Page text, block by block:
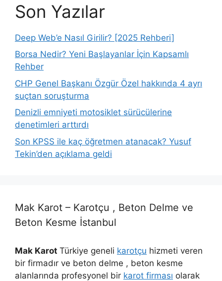
Son Yazılar
Deep Web’e Nasıl Girilir? [2025 Rehberi]
Borsa Nedir? Yeni Başlayanlar İçin Kapsamlı
Rehber
CHP Genel Başkanı Özgür Özel hakkında 4 ayrı
suçtan soruşturma
Denizli emniyeti motosiklet sürücülerine
denetimleri arttırdı
Son KPSS ile kaç öğretmen atanacak? Yusuf
Tekin’den açıklama geldi
Mak Karot – Karotçu , Beton Delme ve
Beton Kesme İstanbul
Mak Karot Türkiye geneli karotçu hizmeti veren
bir firmadır ve beton delme , beton kesme
alanlarında profesyonel bir karot firması olarak